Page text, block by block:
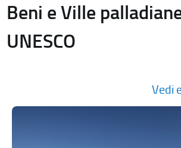
Beni e Ville
UNESCO
Vedi